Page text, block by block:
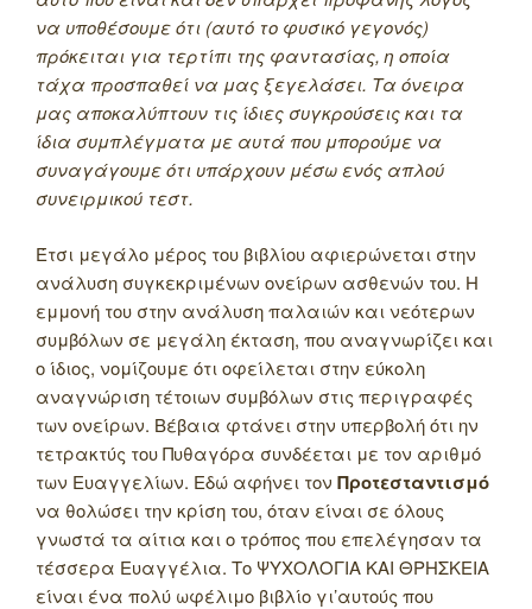
να υποθέσουμε ότι (αυτό το φυσικό γεγονός)
πρόκειται για τερτίπι της φαντασίας, η οποία
τάχα προσπαθεί να μας ξεγελάσει. Τα όνειρα
μας αποκαλύπτουν τις ίδιες συγκρούσεις και τα
ίδια συμπλέγματα με αυτά που μπορούμε να
συναγάγουμε ότι υπάρχουν μέσω ενός απλού
συνειρμικού τεστ.
Έτσι μεγάλο μέρος του βιβλίου αφιερώνεται στην
ανάλυση συγκεκριμένων ονείρων ασθενών του. Η
εμμονή του στην ανάλυση παλαιών και νεότερων
συμβόλων σε μεγάλη έκταση, που αναγνωρίζει και
ο ίδιος, νομίζουμε ότι οφείλεται στην εύκολη
αναγνώριση τέτοιων συμβόλων στις περιγραφές
των ονείρων. Βέβαια φτάνει στην υπερβολή ότι ην
τετρακτύς του Πυθαγόρα συνδέεται με τον αριθμό
των Ευαγγελίων. Εδώ αφήνει τον Προτεσταντισμό
να θολώσει την κρίση του, όταν είναι σε όλους
γνωστά τα αίτια και ο τρόπος που επελέγησαν τα
τέσσερα Ευαγγέλια. Το ΨΥΧΟΛΟΓΙΑ ΚΑΙ ΘΡΗΣΚΕΙΑ
είναι ένα πολύ ωφέλιμο βιβλίο γι’αυτούς που